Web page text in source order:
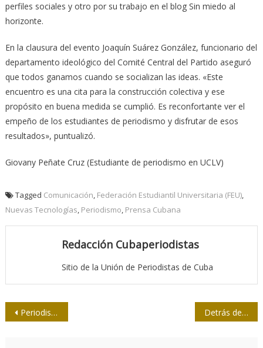
perfiles sociales y otro por su trabajo en el blog Sin miedo al
horizonte.
En la clausura del evento Joaquín Suárez González, funcionario del
departamento ideológico del Comité Central del Partido aseguró
que todos ganamos cuando se socializan las ideas. «Este
encuentro es una cita para la construcción colectiva y ese
propósito en buena medida se cumplió. Es reconfortante ver el
empeño de los estudiantes de periodismo y disfrutar de esos
resultados», puntualizó.
Giovany Peñate Cruz (Estudiante de periodismo en UCLV)
Tagged Comunicación, Federación Estudiantil Universitaria (FEU),
Nuevas Tecnologías, Periodismo, Prensa Cubana
Redacción Cubaperiodistas
Sitio de la Unión de Periodistas de Cuba
Navegación
Periodistas y sindicalistas analizan preparativos del Primero de Mayo en Holguín Detrás de cada trazo, una historia…